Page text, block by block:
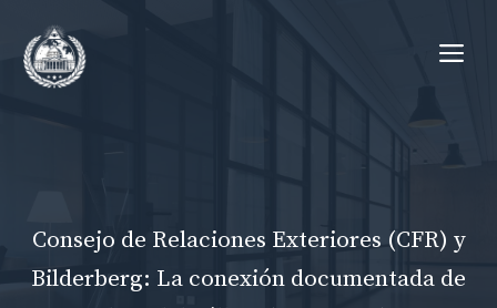
Consejo de Relaciones Exteriores (CFR) y
Bilderberg: La conexión documentada de